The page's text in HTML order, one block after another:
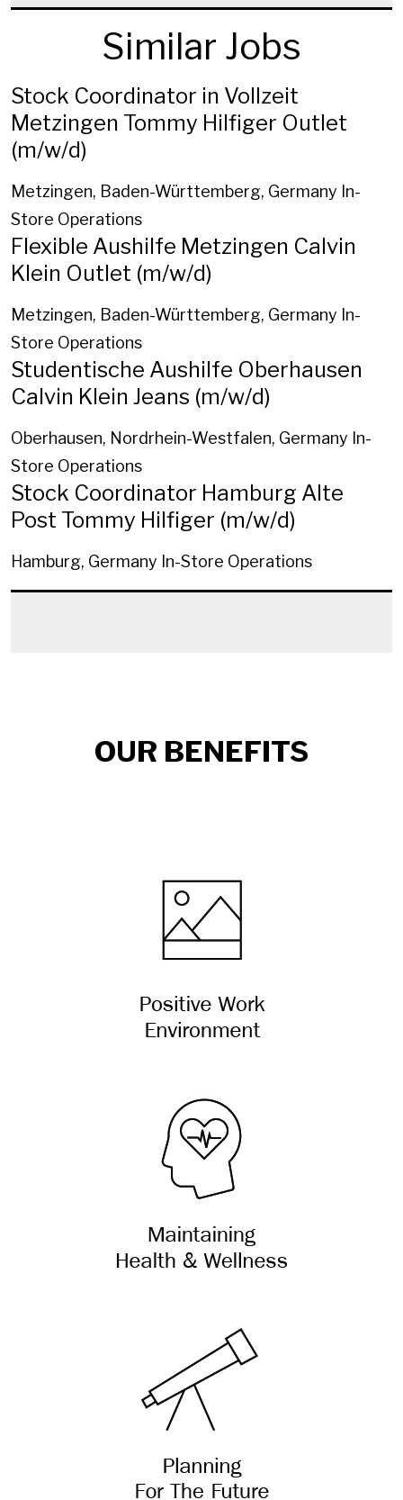
Similar Jobs
Stock Coordinator in Vollzeit
Metzingen Tommy Hilfiger Outlet
(m/w/d)
Metzingen, Baden-Württemberg, Germany In-
Store Operations
Flexible Aushilfe Metzingen Calvin
Klein Outlet (m/w/d)
Metzingen, Baden-Württemberg, Germany In-
Store Operations
Studentische Aushilfe Oberhausen
Calvin Klein Jeans (m/w/d)
Oberhausen, Nordrhein-Westfalen, Germany In-
Store Operations
Stock Coordinator Hamburg Alte
Post Tommy Hilfiger (m/w/d)
Hamburg, Germany In-Store Operations
OUR BENEFITS